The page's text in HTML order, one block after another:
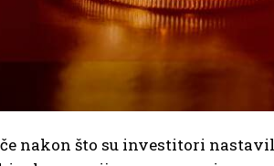
nakon što su investitori